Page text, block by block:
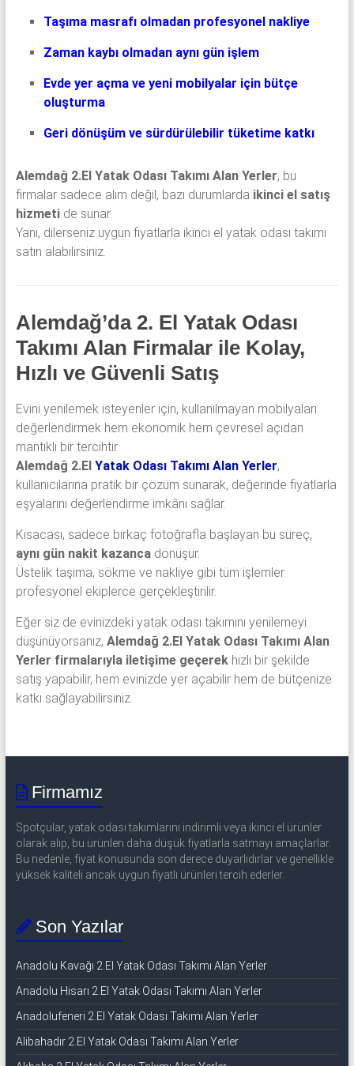
Taşıma masrafı olmadan profesyonel nakliye
Zaman kaybı olmadan aynı gün işlem
Evde yer açma ve yeni mobilyalar için bütçe
oluşturma
Geri dönüşüm ve sürdürülebilir tüketime katkı
Alemdağ 2.El Yatak Odası Takımı Alan Yerler, bu
firmalar sadece alım değil, bazı durumlarda ikinci el satış
hizmetide sunar.
Yani, dilerseniz uygun fiyatlarla ikinci el yatak odası takımı
satın alabilirsiniz.
Alemdağ’da 2. El Yatak Odası
Takımı Alan Firmalar ile Kolay,
Hızlı ve Güvenli Satış
Evini yenilemek isteyenler için, kullanılmayan mobilyaları
değerlendirmek hem ekonomik hem çevresel açıdan
mantıklı bir tercihtir.
Alemdağ 2.El Yatak Odası Takımı Alan Yerler,
kullanıcılarına pratik bir çözüm sunarak, değerinde fiyatlarla
eşyalarını değerlendirme imkânı sağlar.
Kısacası, sadece birkaç fotoğrafla başlayan bu süreç,
aynı gün nakit kazancadönüşür.
Üstelik taşıma, sökme ve nakliye gibi tüm işlemler
profesyonel ekiplerce gerçekleştirilir.
Eğer siz de evinizdeki yatak odası takımını yenilemeyi
düşünüyorsanız, Alemdağ 2.El Yatak Odası Takımı Alan
Yerler firmalarıyla iletişime geçerekhızlı bir şekilde
satış yapabilir, hem evinizde yer açabilir hem de bütçenize
katkı sağlayabilirsiniz.
Firmamız
Spotçular, yatak odası takımlarını indirimli veya ikinci el ürünler
olarak alıp, bu ürünleri daha düşük fiyatlarla satmayı amaçlarlar.
Bu nedenle, fiyat konusunda son derece duyarlıdırlar ve genellikle
yüksek kaliteli ancak uygun fiyatlı ürünleri tercih ederler.
Son Yazılar
Anadolu Kavağı 2.El Yatak Odası Takımı Alan Yerler
Anadolu Hisarı 2.El Yatak Odası Takımı Alan Yerler
Anadolufeneri 2.El Yatak Odası Takımı Alan Yerler
Alibahadır 2.El Yatak Odası Takımı Alan Yerler